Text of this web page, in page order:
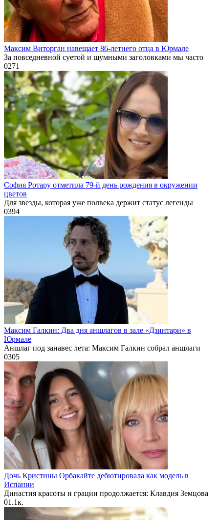
Максим Виторган навещает 86-летнего отца в Юрмале
За повседневной суетой и шумными заголовками мы часто
0271
София Ротару отметила 79-й день рождения в окружении
цветов
Для звезды, которая уже полвека держит статус легенды
0394
Максим Галкин: Два дня аншлагов в зале «Дзинтари» в
Юрмале
Аншлаг под занавес лета: Максим Галкин собрал аншлаги
0305
Дочь Кристины Орбакайте дебютировала как модель в
Испании
Династия красоты и грации продолжается: Клавдия Земцова
01.1к.